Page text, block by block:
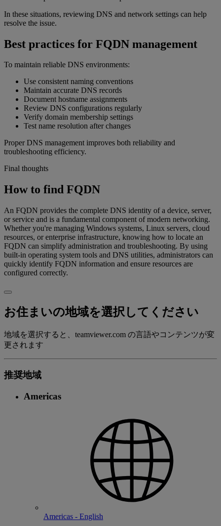
In these situations, reviewing DNS and network settings can help
resolve the issue.
Best practices for FQDN management
To maintain reliable DNS environments:
Use consistent naming conventions
Maintain accurate DNS records
Document hostname assignments
Review DNS configurations regularly
Verify domain membership settings
Test name resolution after changes
Proper DNS management improves both reliability and
troubleshooting efficiency.
Final thoughts
How to find FQDN
An FQDN provides the complete DNS identity of a device, server,
or service and is a fundamental component of modern networking.
Whether you're managing Windows systems, Linux servers, cloud
resources, or enterprise infrastructure, knowing how to locate an
FQDN can simplify administration and troubleshooting. By using
built-in operating system tools and DNS utilities, administrators can
quickly identify FQDN information and ensure resources are
configured correctly.
お住まいの地域を選択してください
地域を選択すると、teamviewer.com の言語やコンテンツが変
更されます
推奨地域
Americas
Americas - English